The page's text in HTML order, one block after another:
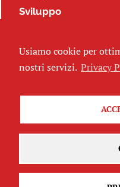
Sviluppo
Seguici
Usiamo cookie per
nostri servizi. Privacy